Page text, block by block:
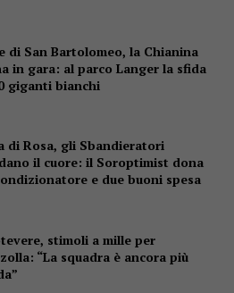
di San Bartolomeo, la Chianina
in gara: al parco Langer la sfida
giganti bianchi
di Rosa, gli Sbandieratori
il cuore: il Soroptimist dona
e due buoni spesa
stimoli a mille per
“La squadra è ancora più